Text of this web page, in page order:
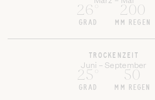
26°
GRAD
200
MM REGEN
TROCKENZEIT
Juni – September
25°
GRAD
50
MM REGEN